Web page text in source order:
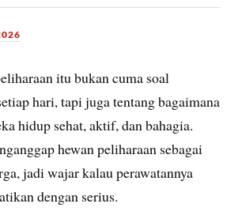
itu bukan cuma soal
hari, tapi juga tentang bagaimana
hidup sehat, aktif, dan bahagia.
hewan peliharaan sebagai
jadi wajar kalau perawatannya
dengan serius.